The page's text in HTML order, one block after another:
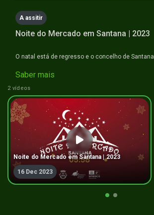
A assitir
Noite do Mercado em Santana | 2023
O natal está de regresso e o concelho de Santana.
Saber mais
2 vídeos
Noite do Mercado em Santana | 2023
16 Dec 2023